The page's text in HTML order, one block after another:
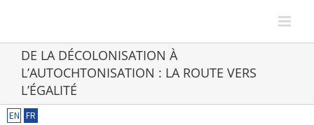
content
DE LA DÉCOLONISATION À
L’AUTOCHTONISATION : LA ROUTE VERS
L’ÉGALITÉ
EN FR